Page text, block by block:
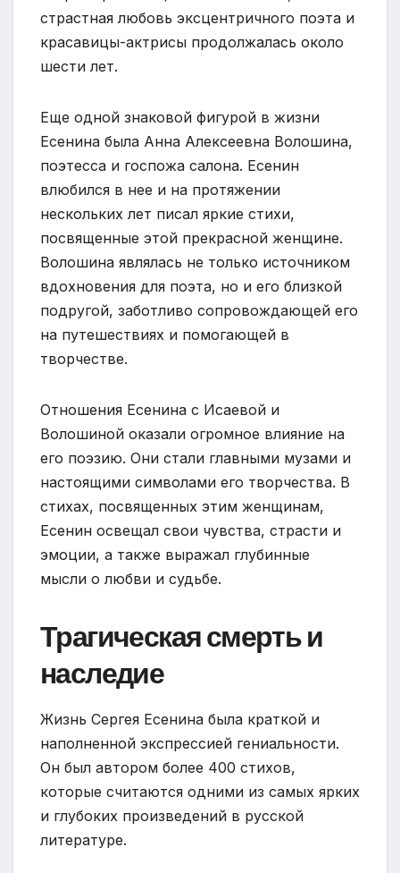
страстная любовь эксцентричного поэта и
красавицы-актрисы продолжалась около
шести лет.
Еще одной знаковой фигурой в жизни
Есенина была Анна Алексеевна Волошина,
поэтесса и госпожа салона. Есенин
влюбился в нее и на протяжении
нескольких лет писал яркие стихи,
посвященные этой прекрасной женщине.
Волошина являлась не только источником
вдохновения для поэта, но и его близкой
подругой, заботливо сопровождающей его
на путешествиях и помогающей в
творчестве.
Отношения Есенина с Исаевой и
Волошиной оказали огромное влияние на
его поэзию. Они стали главными музами и
настоящими символами его творчества. В
стихах, посвященных этим женщинам,
Есенин освещал свои чувства, страсти и
эмоции, а также выражал глубинные
мысли о любви и судьбе.
Трагическая смерть и
наследие
Жизнь Сергея Есенина была краткой и
наполненной экспрессией гениальности.
Он был автором более 400 стихов,
которые считаются одними из самых ярких
и глубоких произведений в русской
литературе.